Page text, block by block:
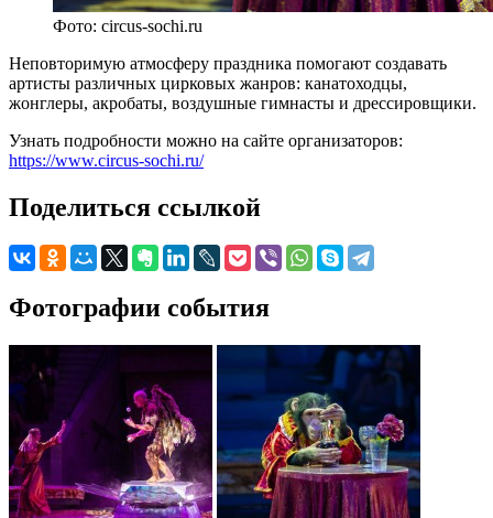
Фото: circus-sochi.ru
Неповторимую атмосферу праздника помогают создавать
артисты различных цирковых жанров: канатоходцы,
жонглеры, акробаты, воздушные гимнасты и дрессировщики.
Узнать подробности можно на сайте организаторов:
https://www.circus-sochi.ru/
Поделиться ссылкой
Фотографии события